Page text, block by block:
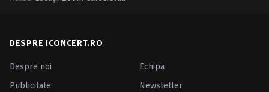
Caută în site...
DESPRE ICONCERT.RO
Despre noi
Echipa
Publicitate
Newsletter